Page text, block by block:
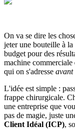
On va se dire les
jeter une bouteille à
budget pour des
machine commerciale
qui on s'adresse avant
L'idée est simple :
frappe chirurgicale.
une entreprise que
pas de magie, juste
Client Idéal (ICP),